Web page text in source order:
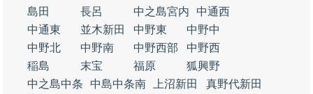
島田
長呂 中之島宮内
中通西
中通東
並木新田 中野東
中野中
中野北
中野南 中野西部
中野西
稲島
末宝 福原
狐興野
中之島中条
中島中条南 上沼新田
真野代新田